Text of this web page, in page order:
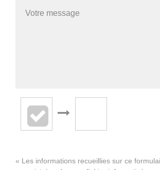
« Les informations recueillies sur ce